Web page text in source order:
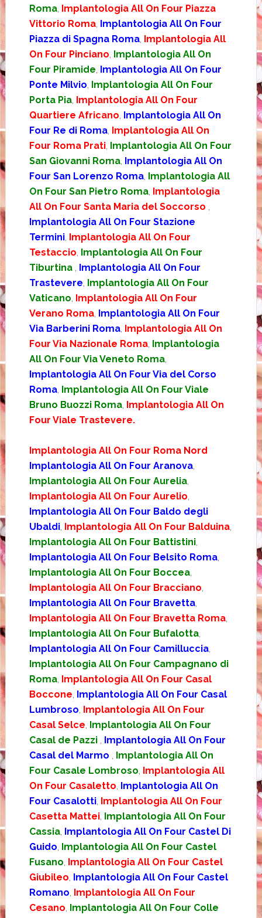
Roma, Implantologia All On Four Piazza
Vittorio Roma, Implantologia All On Four
Piazza di Spagna Roma, Implantologia All
On Four Pinciano Implantologia All On
Four Piramide Implantologia All On Four
Ponte Milvio Implantologia All On Four
Porta Pia, Implantologia All On Four
Quartiere Africano Implantologia All On
Four Re di Roma, Implantologia All On
Four Roma Prati, Implantologia All On Four
San Giovanni Roma, Implantologia All On
Four San Lorenzo Roma, Implantologia All
On Four San Pietro Roma, Implantologia
All On Four Santa Maria del Soccorso
Implantologia All On Four Stazione
Termini, Implantologia All On Four
Testaccio Implantologia All On Four
Tiburtina
Implantologia All On Four
Trastevere Implantologia All On Four
Vaticano Implantologia All On Four
Verano Roma, Implantologia All On Four
Via Barberini Roma, Implantologia All On
Four Via Nazionale Roma, Implantologia
All On Four Via Veneto Roma,
Implantologia All On Four Via del Corso
Roma, Implantologia All On Four Viale
Bruno Buozzi Roma, Implantologia All On
Four Viale Trastevere.
Implantologia All On Four Roma Nord
Implantologia All On Four Aranova,
Implantologia All On Four Aurelia,
Implantologia All On Four Aurelio
Implantologia All On Four Baldo degli
Ubaldi, Implantologia All On Four Balduina,
Implantologia All On Four Battistini,
Implantologia All On Four Belsito Roma,
Implantologia All On Four Boccea,
Implantologia All On Four Bracciano
Implantologia All On Four Bravetta,
Implantologia All On Four Bravetta Roma,
Implantologia All On Four Bufalotta,
Implantologia All On Four Camilluccia,
Implantologia All On Four Campagnano di
Roma, Implantologia All On Four Casal
Boccone Implantologia All On Four Casal
Lumbroso Implantologia All On Four
Casal Selce Implantologia All On Four
Casal de Pazzi
Implantologia All On Four
Casal del Marmo
Implantologia All On
Four Casale Lombroso Implantologia All
On Four Casaletto Implantologia All On
Four Casalotti, Implantologia All On Four
Casetta Mattei, Implantologia All On Four
Cassia, Implantologia All On Four Castel Di
Guido Implantologia All On Four Castel
Fusano Implantologia All On Four Castel
Giubileo Implantologia All On Four Castel
Romano Implantologia All On Four
Cesano Implantologia All On Four Colle